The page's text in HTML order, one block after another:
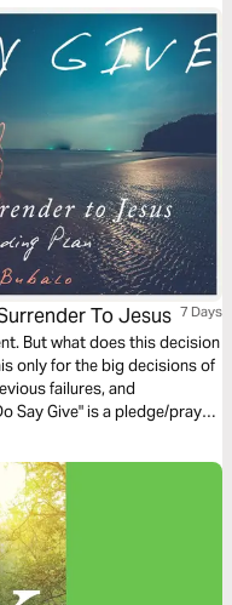
is geneem uit DIE
deur Norma Rossouw ©
To Jesus 7 Days
But what does this decision
only for the big decisions of
failures, and
Say Give" is a pledge/prayer
Jesus.